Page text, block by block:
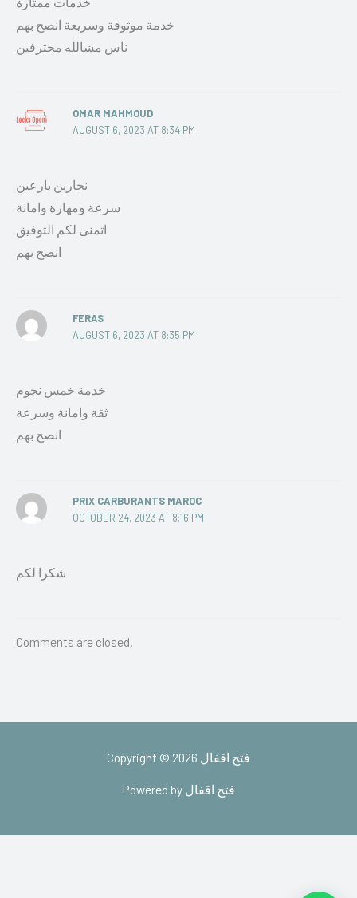
خدمة موثوقة وسريعة انصح بهم
ناس مشالله محترفين
OMAR MAHMOUD
AUGUST 6, 2023 AT 8:34 PM
نجارين بارعين
سرعة ومهارة وامانة
اتمنى لكم التوفيق
انصح بهم
FERAS
AUGUST 6, 2023 AT 8:35 PM
خدمة خمس نجوم
ثقة وامانة وسرعة
انصح بهم
PRIX CARBURANTS MAROC
OCTOBER 24, 2023 AT 8:16 PM
شكرا لكم
Comments are closed.
Copyright © 2026 فتح اقفال
Powered by فتح اقفال